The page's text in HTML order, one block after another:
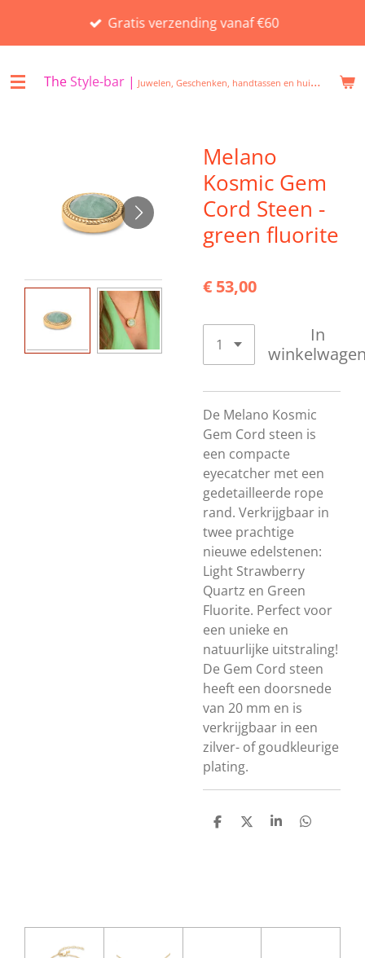
de
Gratis verzending vanaf €60
TheStyle-bar | Juwelen, Geschenken, handtassen en huisgeuren in Beveren
Melano
Kosmic Gem
Cord Steen -
green fluorite
€ 53,00
In
De Melano Kosmic
Gem Cord steen is
een compacte
eyecatcher met een
gedetailleerde rope
rand. Verkrijgbaar in
twee prachtige
nieuwe edelstenen:
Light Strawberry
Quartz en Green
Fluorite. Perfect voor
een unieke en
natuurlijke uitstraling!
De Gem Cord steen
heeft een doorsnede
van 20 mm en is
verkrijgbaar in een
zilver- of goudkleurige
plating.
D
D
S
D